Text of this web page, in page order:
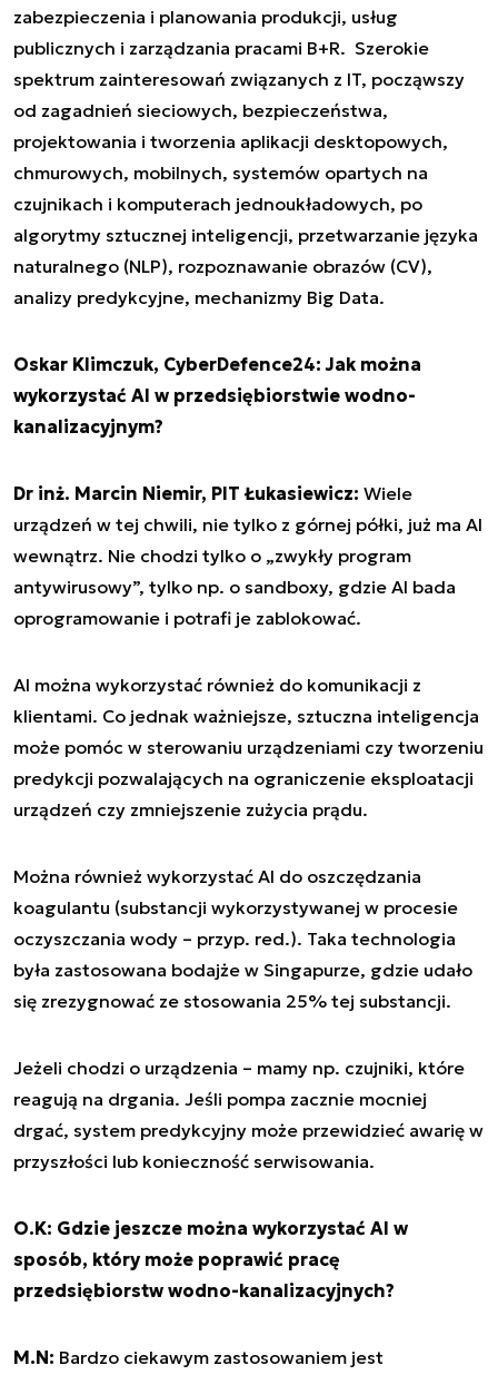
zabezpieczenia i planowania produkcji, usług
publicznych i zarządzania pracami B+R. Szerokie
spektrum zainteresowań związanych z IT, począwszy
od zagadnień sieciowych, bezpieczeństwa,
projektowania i tworzenia aplikacji desktopowych,
chmurowych, mobilnych, systemów opartych na
czujnikach i komputerach jednoukładowych, po
algorytmy sztucznej inteligencji, przetwarzanie języka
naturalnego (NLP), rozpoznawanie obrazów (CV),
analizy predykcyjne, mechanizmy Big Data.
Oskar Klimczuk, CyberDefence24: Jak można
wykorzystać AI w przedsiębiorstwie wodno-
kanalizacyjnym?
Dr inż. Marcin Niemir, PIT Łukasiewicz: Wiele
urządzeń w tej chwili, nie tylko z górnej półki, już ma AI
wewnątrz. Nie chodzi tylko o „zwykły program
antywirusowy”, tylko np. o sandboxy, gdzie AI bada
oprogramowanie i potrafi je zablokować.
AI można wykorzystać również do komunikacji z
klientami. Co jednak ważniejsze, sztuczna inteligencja
może pomóc w sterowaniu urządzeniami czy tworzeniu
predykcji pozwalających na ograniczenie eksploatacji
urządzeń czy zmniejszenie zużycia prądu.
Można również wykorzystać AI do oszczędzania
koagulantu (substancji wykorzystywanej w procesie
oczyszczania wody – przyp. red.). Taka technologia
była zastosowana bodajże w Singapurze, gdzie udało
się zrezygnować ze stosowania 25% tej substancji.
Jeżeli chodzi o urządzenia – mamy np. czujniki, które
reagują na drgania. Jeśli pompa zacznie mocniej
drgać, system predykcyjny może przewidzieć awarię w
przyszłości lub konieczność serwisowania.
O.K: Gdzie jeszcze można wykorzystać AI w
sposób, który może poprawić pracę
przedsiębiorstw wodno-kanalizacyjnych?
M.N: Bardzo ciekawym zastosowaniem jest